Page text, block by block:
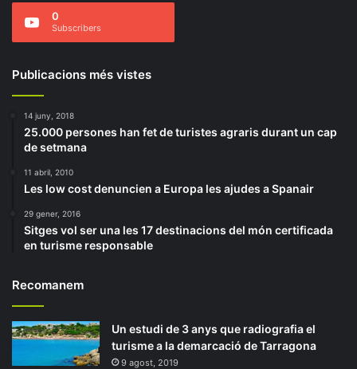
0
Subscribers
Publicacions més vistes
14 juny, 2018
25.000 persones han fet de turistes agraris durant un cap
de setmana
11 abril, 2010
Les low cost denuncien a Europa les ajudes a Spanair
29 gener, 2016
Sitges vol ser una les 17 destinacions del món certificada
en turisme responsable
Recomanem
Un estudi de 3 anys que radiografia el
turisme a la demarcació de Tarragona
9 agost, 2019